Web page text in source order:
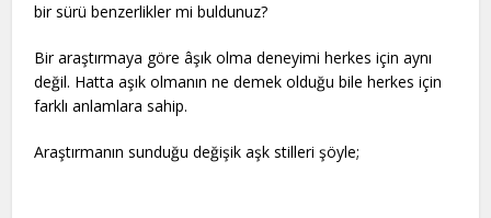
bir sürü benzerlikler mi buldunuz?
Bir araştırmaya göre âşık olma deneyimi herkes için aynı
değil. Hatta aşık olmanın ne demek olduğu bile herkes için
farklı anlamlara sahip.
Araştırmanın sunduğu değişik aşk stilleri şöyle;